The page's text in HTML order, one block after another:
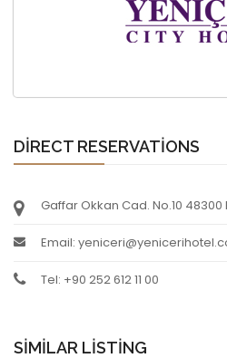
DIRECT RESERVATIONS
Gaffar Okkan Cad. No.10
Email:
Tel: +90 252 612 11 00
SIMILAR LISTING